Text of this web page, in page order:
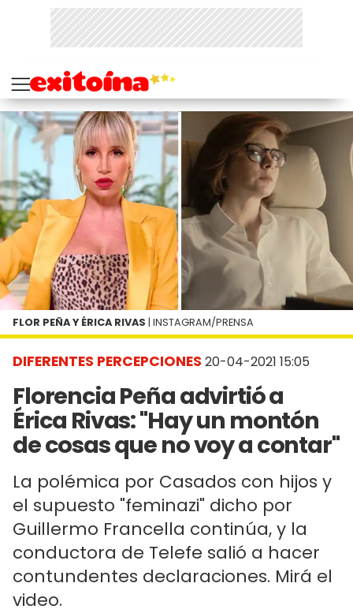
DIFERENTES PERCEPCIONES 20-04-2021 15:05
Florencia Peña advirtió a
Érica Rivas: "Hay un montón
de cosas que no voy a contar"
La polémica por Casados con hijos y
el supuesto "feminazi" dicho por
Guillermo Francella continúa, y la
conductora de Telefe salió a hacer
contundentes declaraciones. Mirá el
video.
FLOR PEÑA Y ÉRICA RIVAS | INSTAGRAM/PRENSA